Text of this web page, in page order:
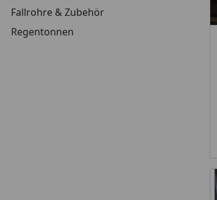
Fallrohre & Zubehör
Regentonnen